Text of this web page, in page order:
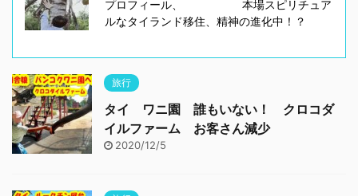
プロフィール、 本場スピリチュア
ルなタイランド移住、精神の進化中！？
旅行
タイ ワニ園 誰もいない！ クロコダ
イルファーム お客さん減少
2020/12/5